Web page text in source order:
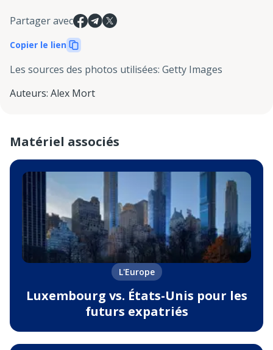
Partager avec
Copier le lien
Les sources des photos utilisées: Getty Images
Auteurs: Alex Mort
Matériel associés
L'Europe
Luxembourg vs. États-Unis pour les
futurs expatriés